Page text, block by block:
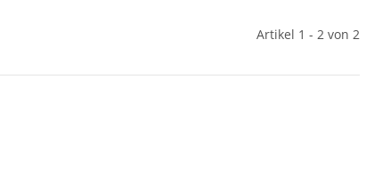
Artikel 1 - 2 von 2